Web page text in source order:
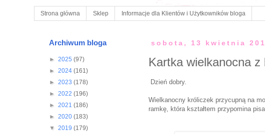
Strona główna Sklep Informacje dla Klientów i Użytkowników bloga
sobota, 13 kwietnia
Kartka wielkanocna z
Dzień dobry.
Wielkanocny króliczek przycupną na
ramkę, która kształtem przypomina
Archiwum bloga
► 2025 (97)
► 2024 (161)
► 2023 (178)
► 2022 (196)
► 2021 (186)
► 2020 (183)
▼ 2019 (179)